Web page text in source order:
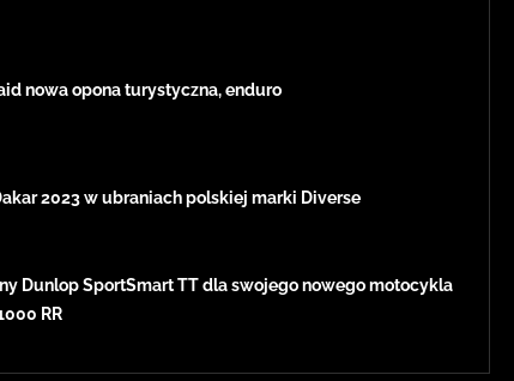
nowa opona turystyczna, enduro
2023 w ubraniach polskiej marki Diverse
Dunlop SportSmart TT dla swojego nowego motocykla
RR